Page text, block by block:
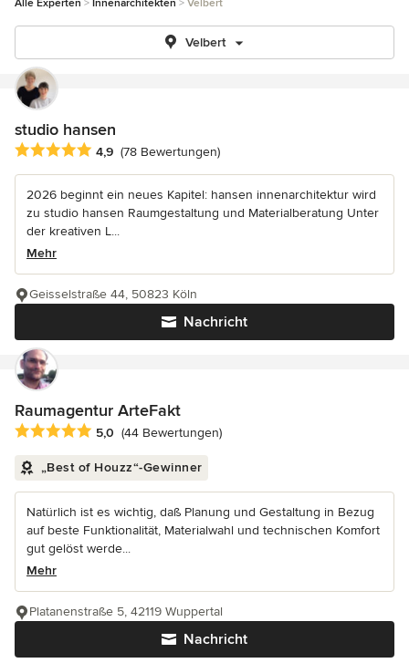
Alle Experten Innenarchitekten Velbert
Velbert
studio hansen
Durchschnittliche Bewertung: 4.9 von 5 Sternen
4,9 (78 Bewertungen)
2026 beginnt ein neues Kapitel: hansen innenarchitektur wird
zu studio hansen Raumgestaltung und Materialberatung Unter
der kreativen L...
Mehr
Nachricht
Geisselstraße 44, 50823 Köln
Raumagentur ArteFakt
Durchschnittliche Bewertung: 5 von 5 Sternen
5,0 (44 Bewertungen)
„Best of Houzz“-Gewinner
Natürlich ist es wichtig, daß Planung und Gestaltung in Bezug
auf beste Funktionalität, Materialwahl und technischen Komfort
gut gelöst werde...
Mehr
Nachricht
Platanenstraße 5, 42119 Wuppertal